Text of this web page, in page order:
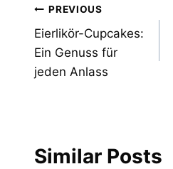
Post
navigation
PREVIOUS
Eierlikör-Cupcakes:
Ein Genuss für
jeden Anlass
Similar Posts